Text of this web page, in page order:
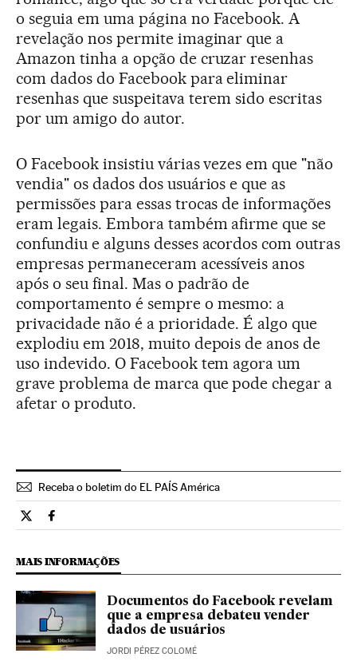
o seguia em uma página no Facebook. A
revelação nos permite imaginar que a
Amazon tinha a opção de cruzar resenhas
com dados do Facebook para eliminar
resenhas que suspeitava terem sido escritas
por um amigo do autor.
O Facebook insistiu várias vezes em que "não
vendia" os dados dos usuários e que as
permissões para essas trocas de informações
eram legais. Embora também afirme que se
confundiu e alguns desses acordos com outras
empresas permaneceram acessíveis anos
após o seu final. Mas o padrão de
comportamento é sempre o mesmo: a
privacidade não é a prioridade. É algo que
explodiu em 2018, muito depois de anos de
uso indevido. O Facebook tem agora um
grave problema de marca que pode chegar a
afetar o produto.
Receba o boletim do EL PAÍS América
Tecnologia El País Brasil en Twitter
Tecnologia El País Brasil en Facebook
MAIS INFORMAÇÕES
Documentos do Facebook revelam
que a empresa debateu vender
dados de usuários
JORDI PÉREZ COLOMÉ